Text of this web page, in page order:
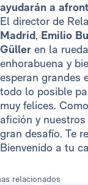
ayudarán a
El director de
Madrid, Emilio
Güller en la
enhorabuena y
esperan grandes
todo lo posible
muy felices.
afición y
gran desafío. Te
Bienvenido a tu
relacionados